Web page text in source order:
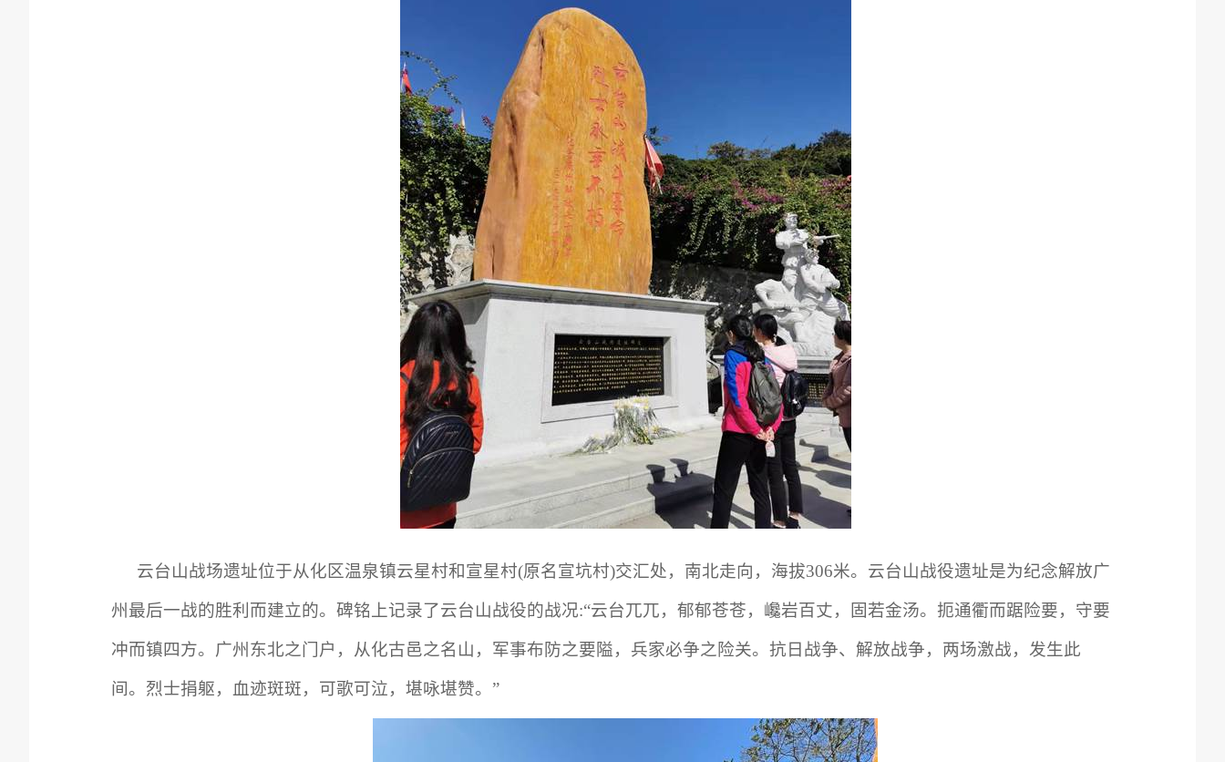
云台山战场遗址位于从化区温泉镇云星村和宣星村(原名宣坑村)交汇处，南北走向，海拔306米。云台山战役遗址是为纪念解放广
州最后一战的胜利而建立的。碑铭上记录了云台山战役的战况:“云台兀兀，郁郁苍苍， 巉岩百丈，固若金汤。扼通衢而踞险要，守要
冲而镇四方。广州东北之门户，从化古邑之名山，军事布防之要隘，兵家必争之险关。抗日战争、解放战争，两场激战，发生此
间。烈士捐躯，血迹斑斑，可歌可泣，堪咏堪赞。 ”